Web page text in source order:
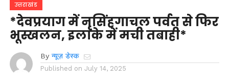
उत्तराखंड
*देवप्रयाग में नृसिंहगाचल पर्वत से फिर
भूस्खलन, इलाके में मची तबाही*
By न्यूज़ डेस्क
Published on July 14, 2025